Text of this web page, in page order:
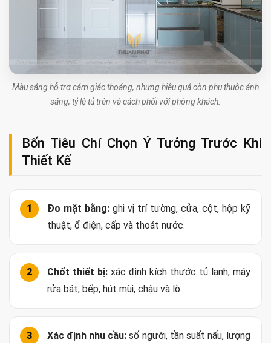
Màu sáng hỗ trợ cảm giác thoáng, nhưng hiệu quả còn phụ thuộc ánh
sáng, tỷ lệ tủ trên và cách phối với phòng khách.
Bốn Tiêu Chí Chọn Ý Tưởng Trước Khi
Thiết Kế
Đo mặt bằng: ghi vị trí tường, cửa, cột, hộp kỹ
thuật, ổ điện, cấp và thoát nước.
Chốt thiết bị: xác định kích thước tủ lạnh, máy
rửa bát, bếp, hút mùi, chậu và lò.
Xác định nhu cầu: số người, tần suất nấu, lượng